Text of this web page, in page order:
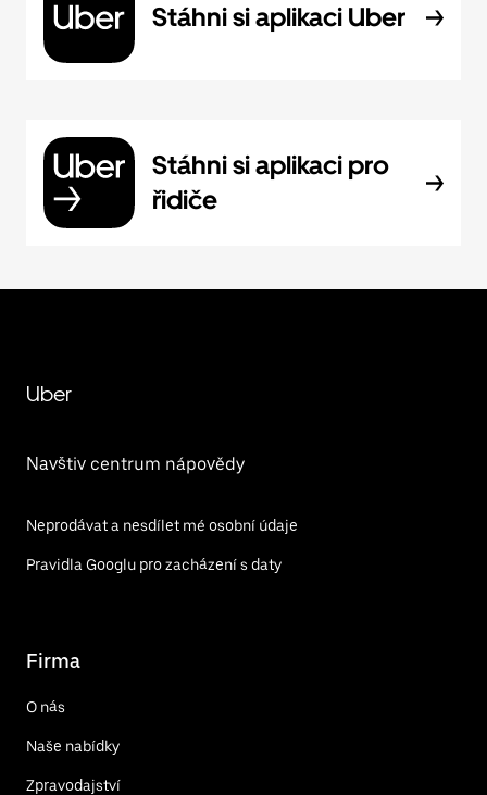
Stáhni si aplikaci Uber
Stáhni si aplikaci pro
řidiče
Uber
Navštiv centrum nápovědy
Neprodávat a nesdílet mé osobní údaje
Pravidla Googlu pro zacházení s daty
Firma
O nás
Naše nabídky
Zpravodajství